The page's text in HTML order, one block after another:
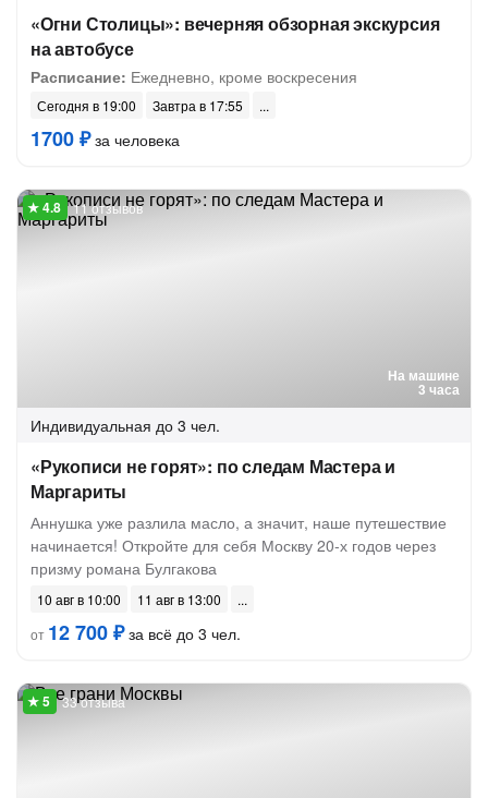
«Огни Столицы»: вечерняя обзорная экскурсия
на автобусе
Расписание: Ежедневно, кроме воскресения
Сегодня в 19:00 Завтра в 17:55
1700 ₽за человека
На машине
3 часа
11 отзывов
Индивидуальная до 3 чел.
«Рукописи не горят»: по следам Мастера и
Маргариты
Аннушка уже разлила масло, а значит, наше путешествие
начинается! Откройте для себя Москву 20-х годов через
призму романа Булгакова
10 авг в 10:00
11 авг в 13:00
от 12 700 ₽за всё до 3 чел.
33 отзыва